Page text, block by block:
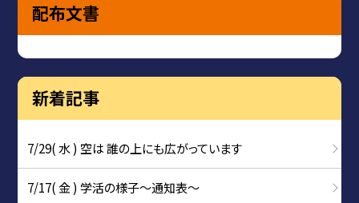
配布文書
新着記事
7/29( 水 ) 空は 誰の上にも広がっています
7/17( 金 ) 学活の様子〜通知表〜